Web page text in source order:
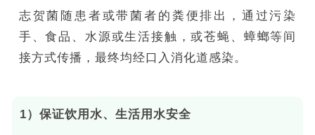
志贺菌随患者或带菌者的粪便排出，通过污染
手、食品、水源或生活接触，或苍蝇、蟑螂等间
接方式传播，最终均经口入消化道感染。
1）保证饮用水、生活用水安全